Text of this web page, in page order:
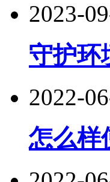
2023-
守护环
2022-
怎么样